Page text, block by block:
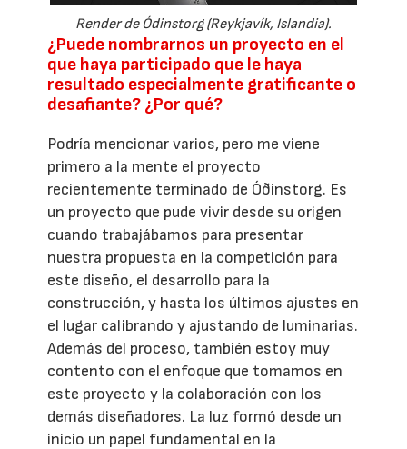
Render de Ódinstorg (Reykjavík, Islandia).
¿Puede nombrarnos un proyecto en el
que haya participado que le haya
resultado especialmente gratificante o
desafiante? ¿Por qué?
Podría mencionar varios, pero me viene
primero a la mente el proyecto
recientemente terminado de Óðinstorg. Es
un proyecto que pude vivir desde su origen
cuando trabajábamos para presentar
nuestra propuesta en la competición para
este diseño, el desarrollo para la
construcción, y hasta los últimos ajustes en
el lugar calibrando y ajustando de luminarias.
Además del proceso, también estoy muy
contento con el enfoque que tomamos en
este proyecto y la colaboración con los
demás diseñadores. La luz formó desde un
inicio un papel fundamental en la